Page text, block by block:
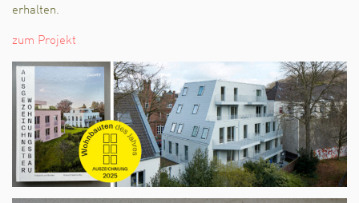
erhalten.
zum Projekt